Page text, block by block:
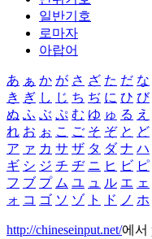
일반기호
로마자
아랍어
あ ぁ か が さ ざ た だ な
き ぎ し じ ち ぢ に ひ び
ぬ ふ ぶ ぷ む ゆ ゅ る え
れ お ぉ こ ご そ ぞ と ど
ア ァ カ サ ザ タ ダ ナ ハ
ギ シ ジ チ ヂ ニ ヒ ビ ピ
フ ブ プ ム ユ ュ ル エ ェ
ォ コ ゴ ソ ゾ ト ド ノ ホ
http://chineseinput.net/에서